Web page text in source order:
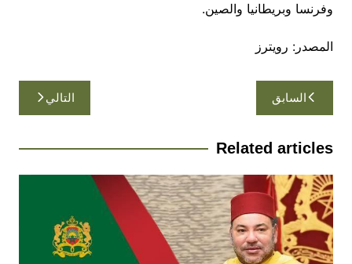
وفرنسا وبريطانيا والصين.
المصدر: رويترز
تصفّح
المقالات
السابق التالي
Related articles